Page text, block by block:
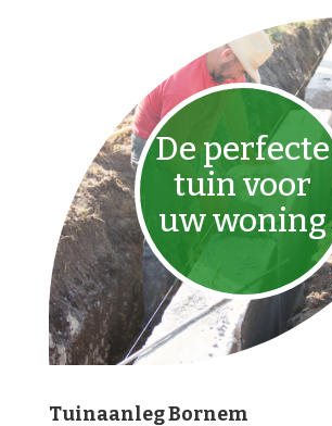
De perfecte
tuin voor
uw woning
Tuinaanleg Bornem